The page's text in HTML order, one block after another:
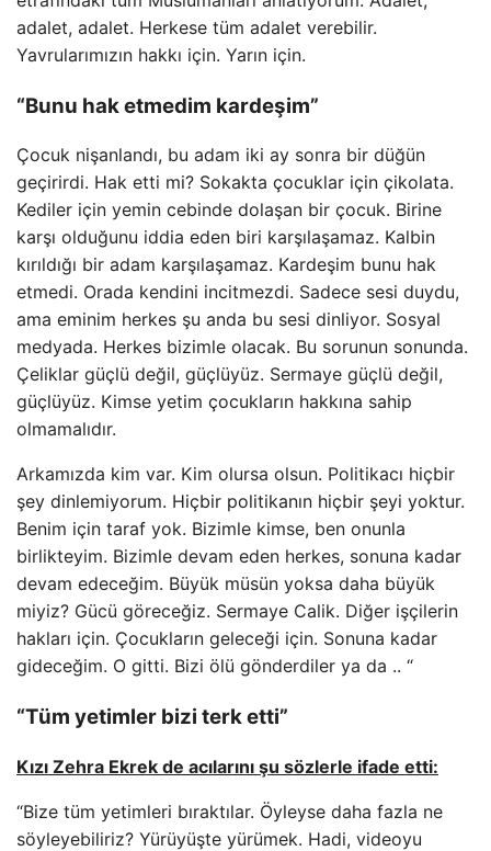
adalet, adalet. Herkese tüm adalet verebilir.
Yavrularımızın hakkı için. Yarın için.
“Bunu hak etmedim kardeşim”
Çocuk nişanlandı, bu adam iki ay sonra bir düğün
geçirirdi. Hak etti mi? Sokakta çocuklar için çikolata.
Kediler için yemin cebinde dolaşan bir çocuk. Birine
karşı olduğunu iddia eden biri karşılaşamaz. Kalbin
kırıldığı bir adam karşılaşamaz. Kardeşim bunu hak
etmedi. Orada kendini incitmezdi. Sadece sesi duydu,
ama eminim herkes şu anda bu sesi dinliyor. Sosyal
medyada. Herkes bizimle olacak. Bu sorunun sonunda.
Çeliklar güçlü değil, güçlüyüz. Sermaye güçlü değil,
güçlüyüz. Kimse yetim çocukların hakkına sahip
olmamalıdır.
Arkamızda kim var. Kim olursa olsun. Politikacı hiçbir
şey dinlemiyorum. Hiçbir politikanın hiçbir şeyi yoktur.
Benim için taraf yok. Bizimle kimse, ben onunla
birlikteyim. Bizimle devam eden herkes, sonuna kadar
devam edeceğim. Büyük müsün yoksa daha büyük
miyiz? Gücü göreceğiz. Sermaye Calik. Diğer işçilerin
hakları için. Çocukların geleceği için. Sonuna kadar
gideceğim. O gitti. Bizi ölü gönderdiler ya da .. “
“Tüm yetimler bizi terk etti”
Kızı Zehra Ekrek de acılarını şu sözlerle ifade etti:
“Bize tüm yetimleri bıraktılar. Öyleyse daha fazla ne
söyleyebiliriz? Yürüyüşte yürümek. Hadi, videoyu